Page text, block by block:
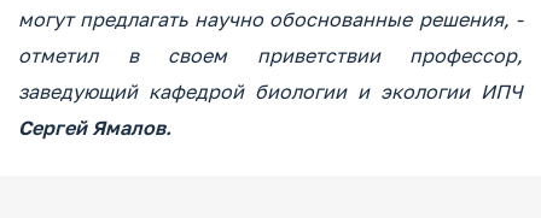
могут предлагать научно обоснованные решения, -
отметил в своем приветствии профессор,
заведующий кафедрой биологии и экологии ИПЧ
Сергей Ямалов.